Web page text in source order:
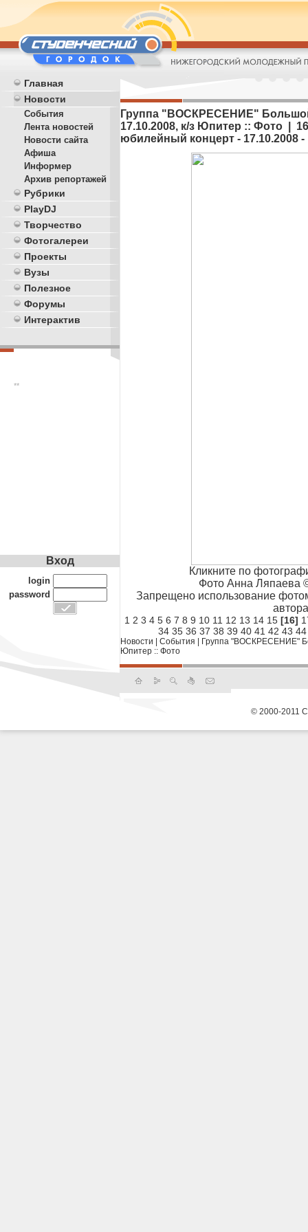
Главная
Новости
События
Лента новостей
Новости сайта
Афиша
Информер
Архив репортажей
Рубрики
PlayDJ
Творчество
Фотогалереи
Проекты
Вузы
Полезное
Форумы
Интерактив
**
Группа "ВОСКРЕСЕНИЕ"
17.10.2008, к/з Юпитер :: Фото |
юбилейный концерт - 17.10.2008
Кликните по
Фото Анна Ляпаева
Запрещено использование
1 2 3 4 5 6 7 8 9 10 11 12 13 14 15 [16]
34 35 36 37 38 39 40 41 42 43 44
Новости События
Группа "ВОСКРЕСЕНИЕ"
Юпитер :: Фото
Вход
login
password
© 2000-2011